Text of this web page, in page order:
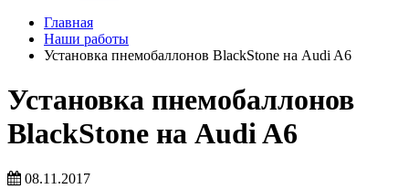
Главная
Наши работы
Установка пнемобаллонов BlackStone на Audi A6
Установка пнемобаллонов
BlackStone на Audi A6
08.11.2017